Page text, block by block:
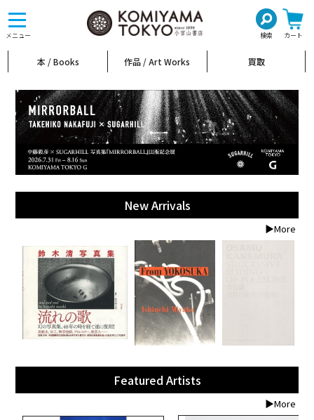
メニュー 検索 カート
toggle
navigation
本 / Books 作品 / Art Works 買取
New Arrivals
▶More
Featured Artists
▶More